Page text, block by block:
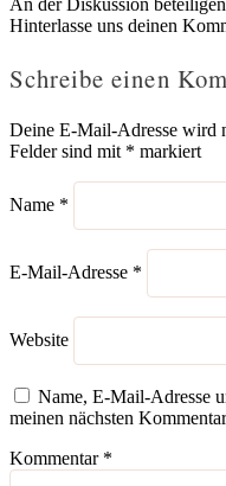
An der Diskussion
Hinterlasse uns deinen
Schreibe einen
Deine E-Mail-Adresse wird
Felder sind mit * markiert
Name *
E-Mail-Adresse *
Website
Name, E-Mail-Adresse
meinen nächsten
Kommentar *